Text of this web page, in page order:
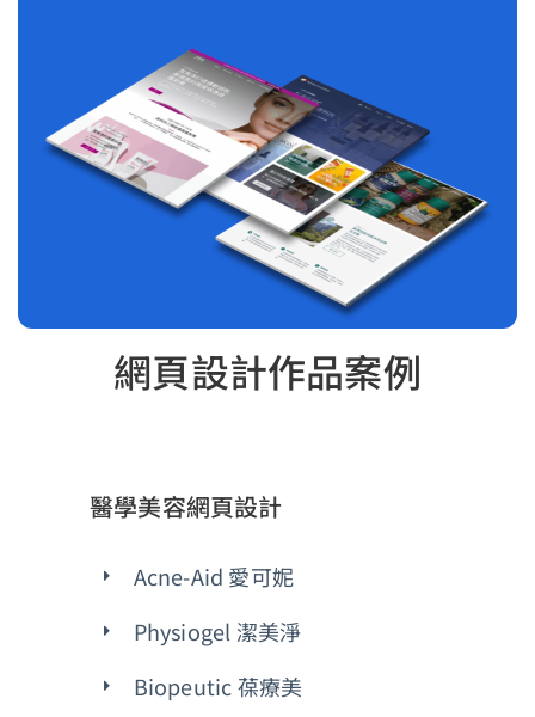
網頁設計作品案例
醫學美容網頁設計
Acne-Aid 愛可妮
Physiogel 潔美淨
Biopeutic 葆療美